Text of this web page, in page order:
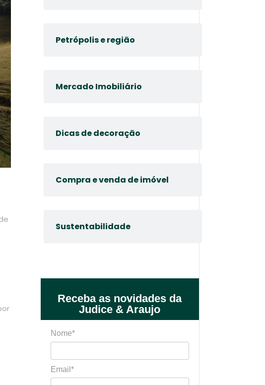
Petrópolis e região
Mercado Imobiliário
Dicas de decoração
Compra e venda de imóvel
Sustentabilidade
Receba as novidades da
Judice & Araujo
Nome*
Email*